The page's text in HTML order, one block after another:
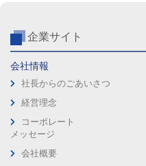
企業サイト
会社情報
社長からのごあいさつ
経営理念
コーポレート
メッセージ
会社概要